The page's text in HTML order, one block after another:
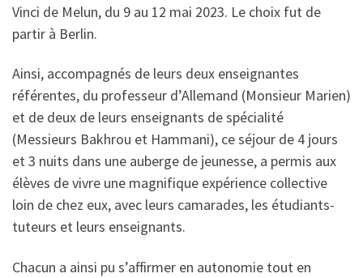
Vinci de Melun, du 9 au 12 mai 2023. Le choix fut de
partir à Berlin.
Ainsi, accompagnés de leurs deux enseignantes
référentes, du professeur d’Allemand (Monsieur Marien)
et de deux de leurs enseignants de spécialité
(Messieurs Bakhrou et Hammani), ce séjour de 4 jours
et 3 nuits dans une auberge de jeunesse, a permis aux
élèves de vivre une magnifique expérience collective
loin de chez eux, avec leurs camarades, les étudiants-
tuteurs et leurs enseignants.
Chacun a ainsi pu s’affirmer en autonomie tout en